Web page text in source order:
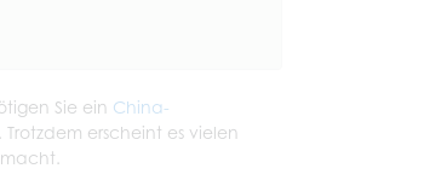
Sie ein China-
erscheint es vielen